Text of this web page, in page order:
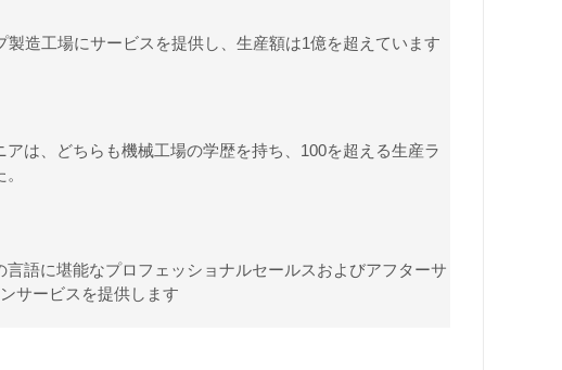
造工場にサービスを提供し、生産額は1億を超えています
は、どちらも機械工場の学歴を持ち、100を超える生産ラ
語に堪能なプロフェッショナルセールスおよびアフターサ
サービスを提供します